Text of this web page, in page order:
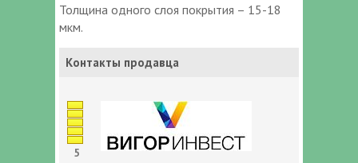
Толщина одного слоя покрытия – 15-18
мкм.
Контакты продавца
5